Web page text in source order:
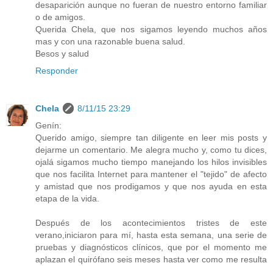
desaparición aunque no fueran de nuestro entorno familiar
o de amigos.
Querida Chela, que nos sigamos leyendo muchos años
mas y con una razonable buena salud.
Besos y salud
Responder
Chela
8/11/15 23:29
Genín:
Querido amigo, siempre tan diligente en leer mis posts y
dejarme un comentario. Me alegra mucho y, como tu dices,
ojalá sigamos mucho tiempo manejando los hilos invisibles
que nos facilita Internet para mantener el "tejido" de afecto
y amistad que nos prodigamos y que nos ayuda en esta
etapa de la vida.
Después de los acontecimientos tristes de este
verano,iniciaron para mí, hasta esta semana, una serie de
pruebas y diagnósticos clínicos, que por el momento me
aplazan el quirófano seis meses hasta ver como me resulta